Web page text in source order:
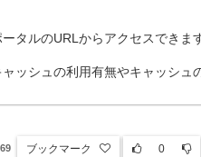
タルのURLからアクセスできます
ッシュの利用有無やキャッシュ
ブックマーク 0